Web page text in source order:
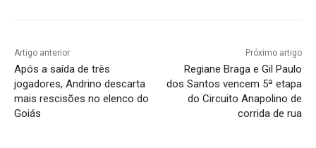
Artigo anterior
Após a saída de três
jogadores, Andrino descarta
mais rescisões no elenco do
Goiás
Próximo artigo
Regiane Braga e Gil Paulo
dos Santos vencem 5ª etapa
do Circuito Anapolino de
corrida de rua